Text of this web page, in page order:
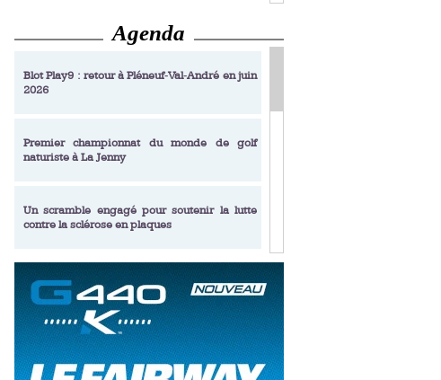
Ladies Pro-Am VSD : Golf du Prieuré, elles
décrochent leur billet pour la finale
Enfin un livre de golf pensé pour les femmes
Ladies Pro-Am VSD : les premières
Académie Golf Barrière Julien Xanthopoulos,
Amundi Evian Championship, de nouvelles
expériences immersives
Tiger Woods se retire du Genesis Invitational
Agenda
Blot Play9 : retour à Pléneuf‑Val‑André en juin
2026
Premier championnat du monde de golf
naturiste à La Jenny
Un scramble engagé pour soutenir la lutte
contre la sclérose en plaques
Resonance Golf Collection : Lacoste Golf
Series & Trophée Écologie, deux circuits
amateurs en 10 étapes
Royal Air Maroc Golf & Padel Cup : le nouvel
event sport et networking